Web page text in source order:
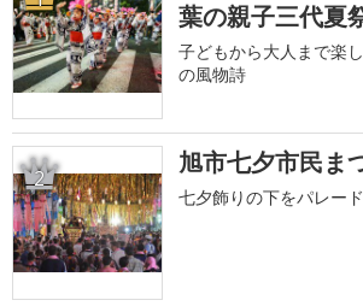
葉の親子三代夏
子どもから大人まで楽
の風物詩
2 旭市七夕市民ま
七夕飾りの下をパレー